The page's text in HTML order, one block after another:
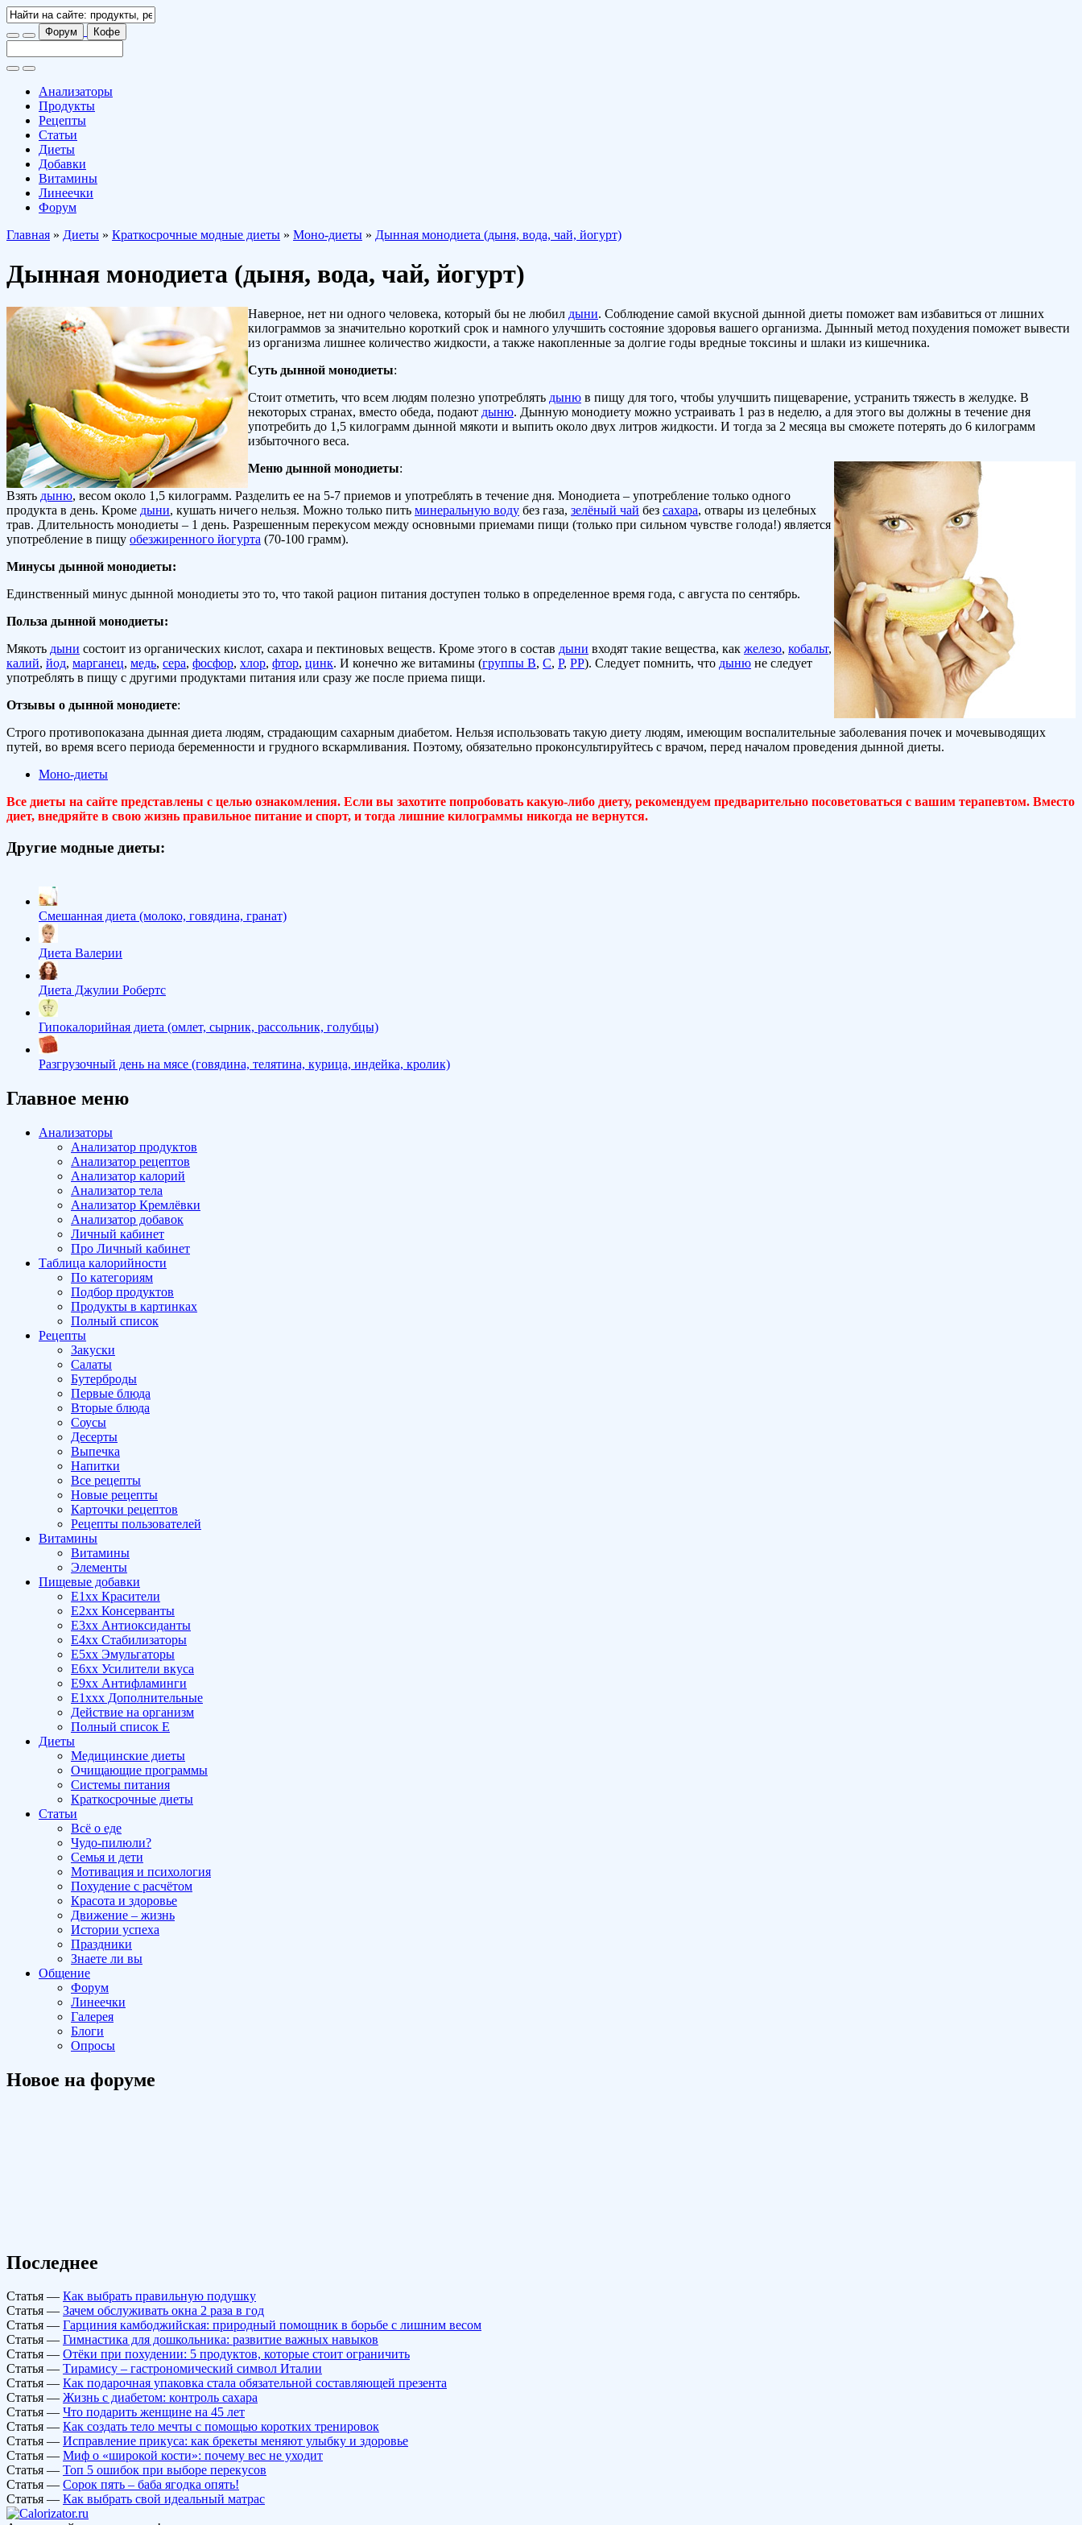
Форум Кофе
Анализаторы
Продукты
Рецепты
Статьи
Диеты
Добавки
Витамины
Линеечки
Форум
Главная » Диеты » Краткосрочные модные диеты » Моно-диеты » Дынная монодиета (дыня, вода, чай, йогурт)
Дынная монодиета (дыня, вода, чай, йогурт)
Наверное, нет ни одного человека, который бы не любил дыни. Соблюдение самой вкусной дынной диеты поможет вам избавиться от лишних
килограммов за значительно короткий срок и намного улучшить состояние здоровья вашего организма. Дынный метод похудения поможет вывести
из организма лишнее количество жидкости, а также накопленные за долгие годы вредные токсины и шлаки из кишечника.
Суть дынной монодиеты:
Стоит отметить, что всем людям полезно употреблять дыню в пищу для того, чтобы улучшить пищеварение, устранить тяжесть в желудке. В
некоторых странах, вместо обеда, подают дыню. Дынную монодиету можно устраивать 1 раз в неделю, а для этого вы должны в течение дня
употребить до 1,5 килограмм дынной мякоти и выпить около двух литров жидкости. И тогда за 2 месяца вы сможете потерять до 6 килограмм
избыточного веса.
Меню дынной монодиеты:
Взять дыню, весом около 1,5 килограмм. Разделить ее на 5-7 приемов и употреблять в течение дня. Монодиета – употребление только одного
продукта в день. Кроме дыни, кушать ничего нельзя. Можно только пить минеральную воду без газа, зелёный чай без сахара, отвары из целебных
трав. Длительность монодиеты – 1 день. Разрешенным перекусом между основными приемами пищи (только при сильном чувстве голода!) является
употребление в пищу обезжиренного йогурта (70-100 грамм).
Минусы дынной монодиеты:
Единственный минус дынной монодиеты это то, что такой рацион питания доступен только в определенное время года, с августа по сентябрь.
Польза дынной монодиеты:
Мякоть дыни состоит из органических кислот, сахара и пектиновых веществ. Кроме этого в состав дыни входят такие вещества, как железо, кобальт,
калий, йод, марганец, медь, сера, фосфор, хлор, фтор, цинк. И конечно же витамины (группы В, С, Р, РР). Следует помнить, что дыню не следует
употреблять в пищу с другими продуктами питания или сразу же после приема пищи.
Отзывы о дынной монодиете:
Строго противопоказана дынная диета людям, страдающим сахарным диабетом. Нельзя использовать такую диету людям, имеющим воспалительные заболевания почек и мочевыводящих
путей, во время всего периода беременности и грудного вскармливания. Поэтому, обязательно проконсультируйтесь с врачом, перед началом проведения дынной диеты.
Моно-диеты
Все диеты на сайте представлены с целью ознакомления. Если вы захотите попробовать какую-либо диету, рекомендуем предварительно посоветоваться с вашим терапевтом. Вместо
диет, внедряйте в свою жизнь правильное питание и спорт, и тогда лишние килограммы никогда не вернутся.
Другие модные диеты:
Смешанная диета (молоко, говядина, гранат)
Диета Валерии
Диета Джулии Робертс
Гипокалорийная диета (омлет, сырник, рассольник, голубцы)
Разгрузочный день на мясе (говядина, телятина, курица, индейка, кролик)
Главное меню
Анализаторы
Анализатор продуктов
Анализатор рецептов
Анализатор калорий
Анализатор тела
Анализатор Кремлёвки
Анализатор добавок
Личный кабинет
Про Личный кабинет
Таблица калорийности
По категориям
Подбор продуктов
Продукты в картинках
Полный список
Рецепты
Закуски
Салаты
Бутерброды
Первые блюда
Вторые блюда
Соусы
Десерты
Выпечка
Напитки
Все рецепты
Новые рецепты
Карточки рецептов
Рецепты пользователей
Витамины
Витамины
Элементы
Пищевые добавки
E1xx Красители
E2xx Консерванты
E3xx Антиоксиданты
E4xx Стабилизаторы
E5xx Эмульгаторы
E6xx Усилители вкуса
E9xx Антифламинги
E1xxx Дополнительные
Действие на организм
Полный список E
Диеты
Медицинские диеты
Очищающие программы
Системы питания
Краткосрочные диеты
Статьи
Всё о еде
Чудо-пилюли?
Семья и дети
Мотивация и психология
Похудение с расчётом
Красота и здоровье
Движение – жизнь
Истории успеха
Праздники
Знаете ли вы
Общение
Форум
Линеечки
Галерея
Блоги
Опросы
Новое на форуме
Последнее
Статья — Как выбрать правильную подушку
Статья — Зачем обслуживать окна 2 раза в год
Статья — Гарциния камбоджийская: природный помощник в борьбе с лишним весом
Статья — Гимнастика для дошкольника: развитие важных навыков
Статья — Отёки при похудении: 5 продуктов, которые стоит ограничить
Статья — Тирамису – гастрономический символ Италии
Статья — Как подарочная упаковка стала обязательной составляющей презента
Статья — Жизнь с диабетом: контроль сахара
Статья — Что подарить женщине на 45 лет
Статья — Как создать тело мечты с помощью коротких тренировок
Статья — Исправление прикуса: как брекеты меняют улыбку и здоровье
Статья — Миф о «широкой кости»: почему вес не уходит
Статья — Топ 5 ошибок при выборе перекусов
Статья — Сорок пять – баба ягодка опять!
Статья — Как выбрать свой идеальный матрас